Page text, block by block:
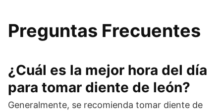
Preguntas Frecuentes
¿Cuál es la mejor hora del día
para tomar diente de león?
Generalmente, se recomienda tomar diente de